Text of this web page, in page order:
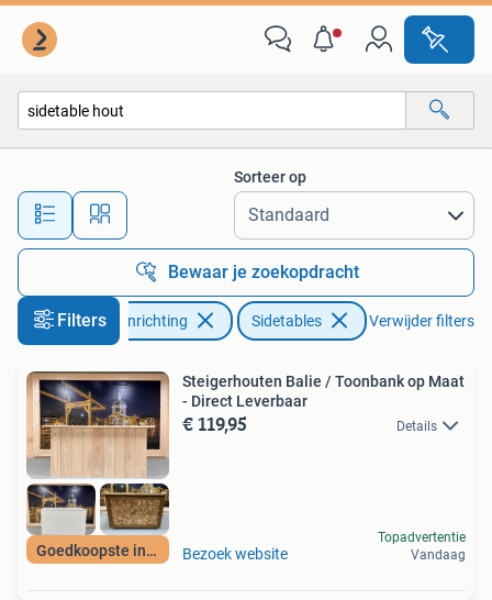
Alle afstanden…
Sorteer op
Bewaar je zoekopdracht
Filters
Huis en Inrichting Sidetables Verwijder filters
Goedkoopste in NL!
Steigerhouten Balie / Toonbank op Maat
- Direct Leverbaar
€ 119,95 Details
Bezoek website
Topadvertentie
Vandaag